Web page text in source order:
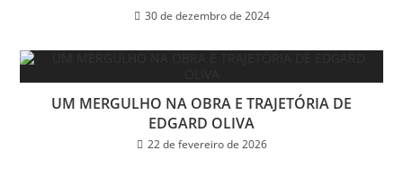
30 de dezembro de 2024
UM MERGULHO NA OBRA E TRAJETÓRIA DE
EDGARD OLIVA
22 de fevereiro de 2026